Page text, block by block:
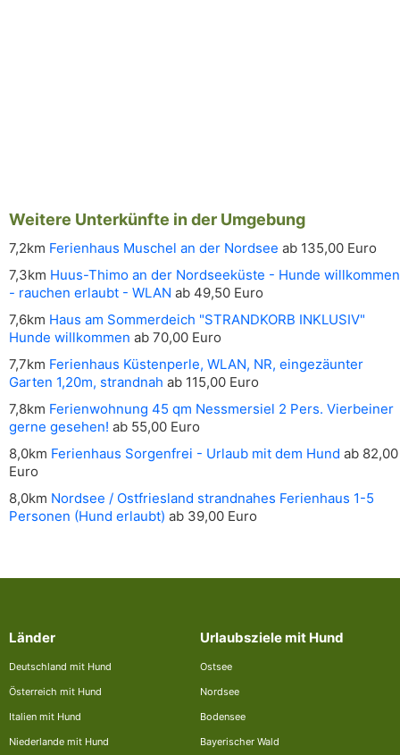
Weitere Unterkünfte in der Umgebung
7,2km Ferienhaus Muschel an der Nordsee ab 135,00 Euro
7,3km Huus-Thimo an der Nordseeküste - Hunde willkommen
- rauchen erlaubt - WLAN ab 49,50 Euro
7,6km Haus am Sommerdeich "STRANDKORB INKLUSIV"
Hunde willkommen ab 70,00 Euro
7,7km Ferienhaus Küstenperle, WLAN, NR, eingezäunter
Garten 1,20m, strandnah ab 115,00 Euro
7,8km Ferienwohnung 45 qm Nessmersiel 2 Pers. Vierbeiner
gerne gesehen! ab 55,00 Euro
8,0km Ferienhaus Sorgenfrei - Urlaub mit dem Hund ab 82,00
Euro
8,0km Nordsee / Ostfriesland strandnahes Ferienhaus 1-5
Personen (Hund erlaubt) ab 39,00 Euro
Länder
Deutschland mit Hund
Österreich mit Hund
Italien mit Hund
Niederlande mit Hund
Urlaubsziele mit Hund
Ostsee
Nordsee
Bodensee
Bayerischer Wald